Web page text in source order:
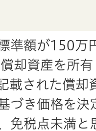
準額が150万
却資産を所
載された償却
づき価格を決
免税点未満と